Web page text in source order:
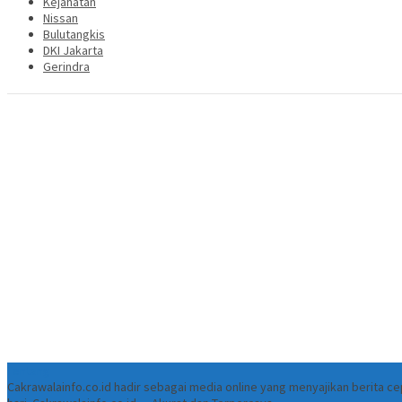
Nissan
Bulutangkis
DKI Jakarta
Gerindra
Cakrawalainfo.co.id hadir sebagai media online yang menyajikan berita